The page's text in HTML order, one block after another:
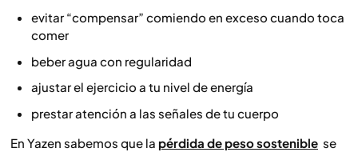
evitar “compensar” comiendo en exceso cuando toca
comer
beber agua con regularidad
ajustar el ejercicio a tu nivel de energía
prestar atención a las señales de tu cuerpo
En Yazen sabemos que la pérdida de peso sostenible se